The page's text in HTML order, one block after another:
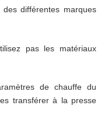
différentes marques
pas les matériaux
de chauffe du
transférer à la presse